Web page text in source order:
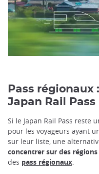
Pass
Japan Rail Pass
Si le Japan Rail Pass reste
pour les voyageurs ayant
sur leur liste, une
concentrer sur des
des pass régionaux.